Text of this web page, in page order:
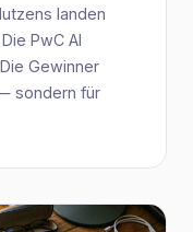
landen
PwC AI
Gewinner
sondern für